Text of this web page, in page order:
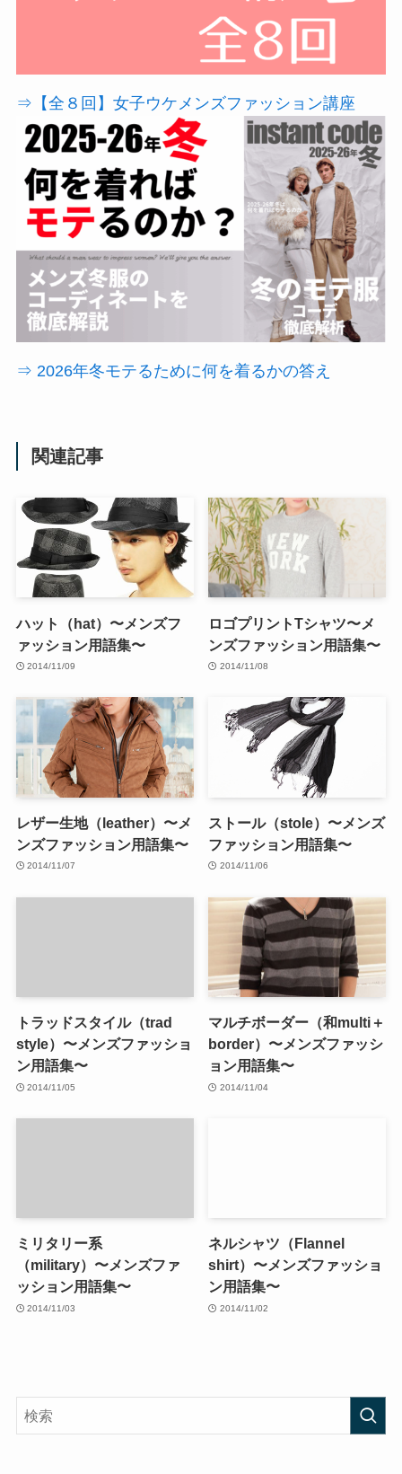
⇒【全８回】女子ウケメンズファッション講座
⇒ 2026年冬モテるために何を着るかの答え
関連記事
ハット（hat）〜メンズフ
ァッション用語集〜
2014/11/09
ロゴプリントTシャツ〜メ
ンズファッション用語集〜
2014/11/08
レザー生地（leather）〜メ
ンズファッション用語集〜
2014/11/07
ストール（stole）〜メンズ
ファッション用語集〜
2014/11/06
トラッドスタイル（trad
style）〜メンズファッショ
ン用語集〜
2014/11/05
マルチボーダー（和multi＋
border）〜メンズファッシ
ョン用語集〜
2014/11/04
ミリタリー系
（military）〜メンズファ
ッション用語集〜
2014/11/03
ネルシャツ（Flannel
shirt）〜メンズファッショ
ン用語集〜
2014/11/02